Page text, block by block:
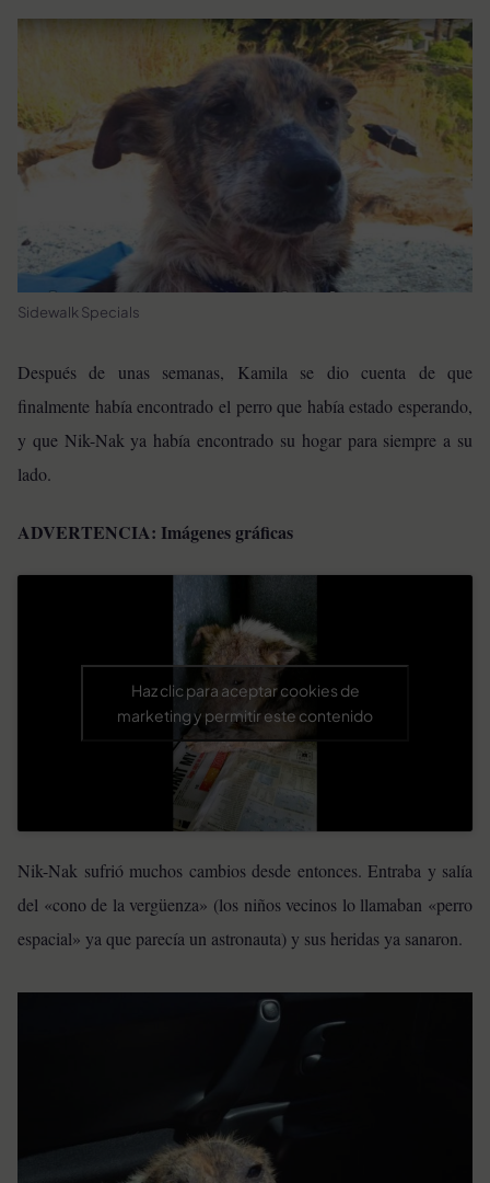
Sidewalk Specials
Después de unas semanas, Kamila se dio cuenta de que
finalmente había encontrado el perro que había estado esperando,
y que Nik-Nak ya había encontrado su hogar para siempre a su
lado.
ADVERTENCIA: Imágenes gráficas
Haz clic para aceptar cookies de
marketing y permitir este contenido
Nik-Nak sufrió muchos cambios desde entonces. Entraba y salía
del «cono de la vergüenza» (los niños vecinos lo llamaban «perro
espacial» ya que parecía un astronauta) y sus heridas ya sanaron.